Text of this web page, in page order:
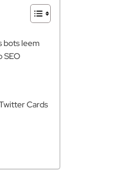
bots leem
SEO
Cards